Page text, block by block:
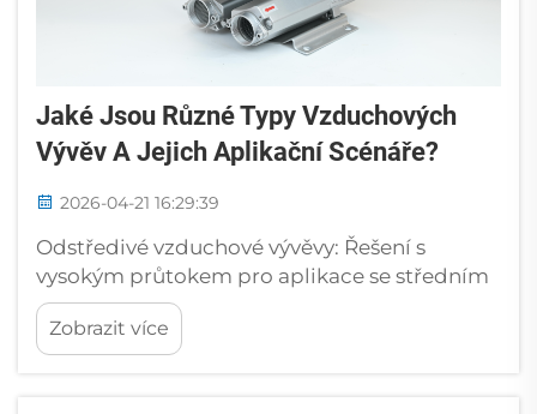
Jaké Jsou Různé Typy Vzduchových
Vývěv A Jejich Aplikační Scénáře?
2026-04-21 16:29:39
Odstředivé vzduchové vývěvy: Řešení s
vysokým průtokem pro aplikace se středním
tlakem. Odstředivé vzduchové vývěvy jsou
navrženy pro aplikace s vysokými požadavky
na průtok vzduchu a středním odporem
Zobrazit více